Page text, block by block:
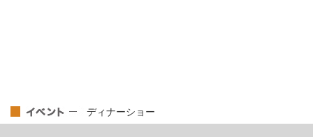
ディナーショー